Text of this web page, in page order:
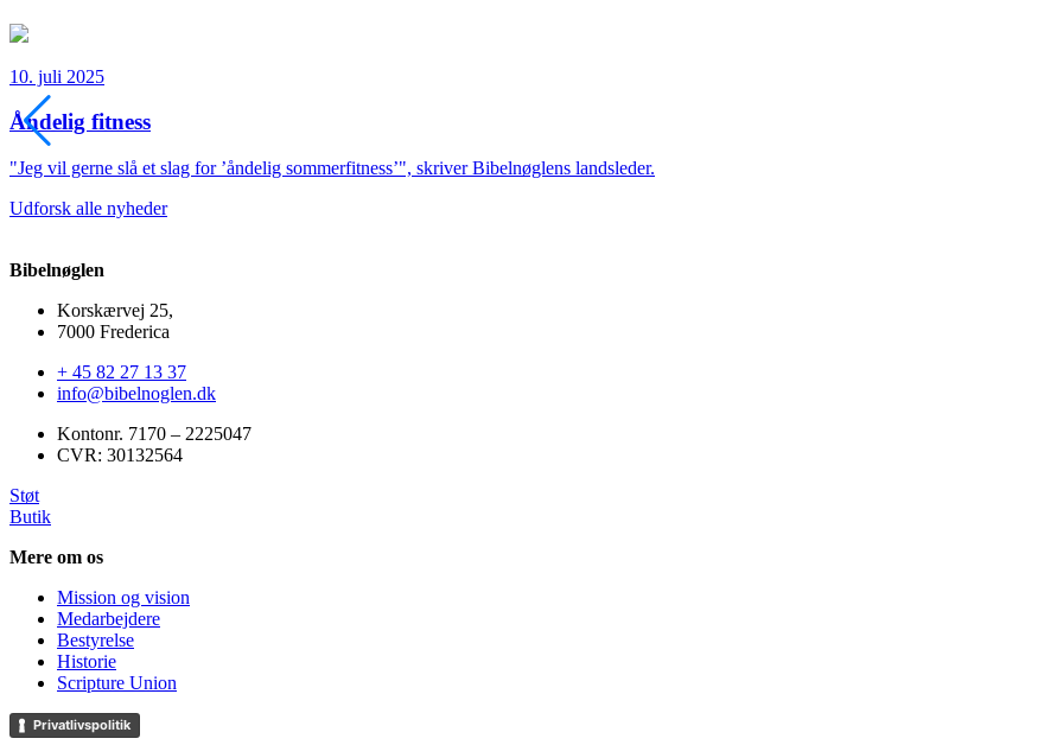
10. juli 2025
Åndelig fitness
"Jeg vil gerne slå et slag for ’åndelig sommerfitness’", skriver Bibelnøglens landsleder.
Udforsk alle nyheder
Bibelnøglen
Korskærvej 25,
7000 Frederica
+ 45 82 27 13 37
info@bibelnoglen.dk
Kontonr. ‍7170 – 2225047
CVR: ‍30132564
Støt
Butik
Mere om os
Mission og vision
Medarbejdere
Bestyrelse
Historie
Scripture Union
Privatlivspolitik